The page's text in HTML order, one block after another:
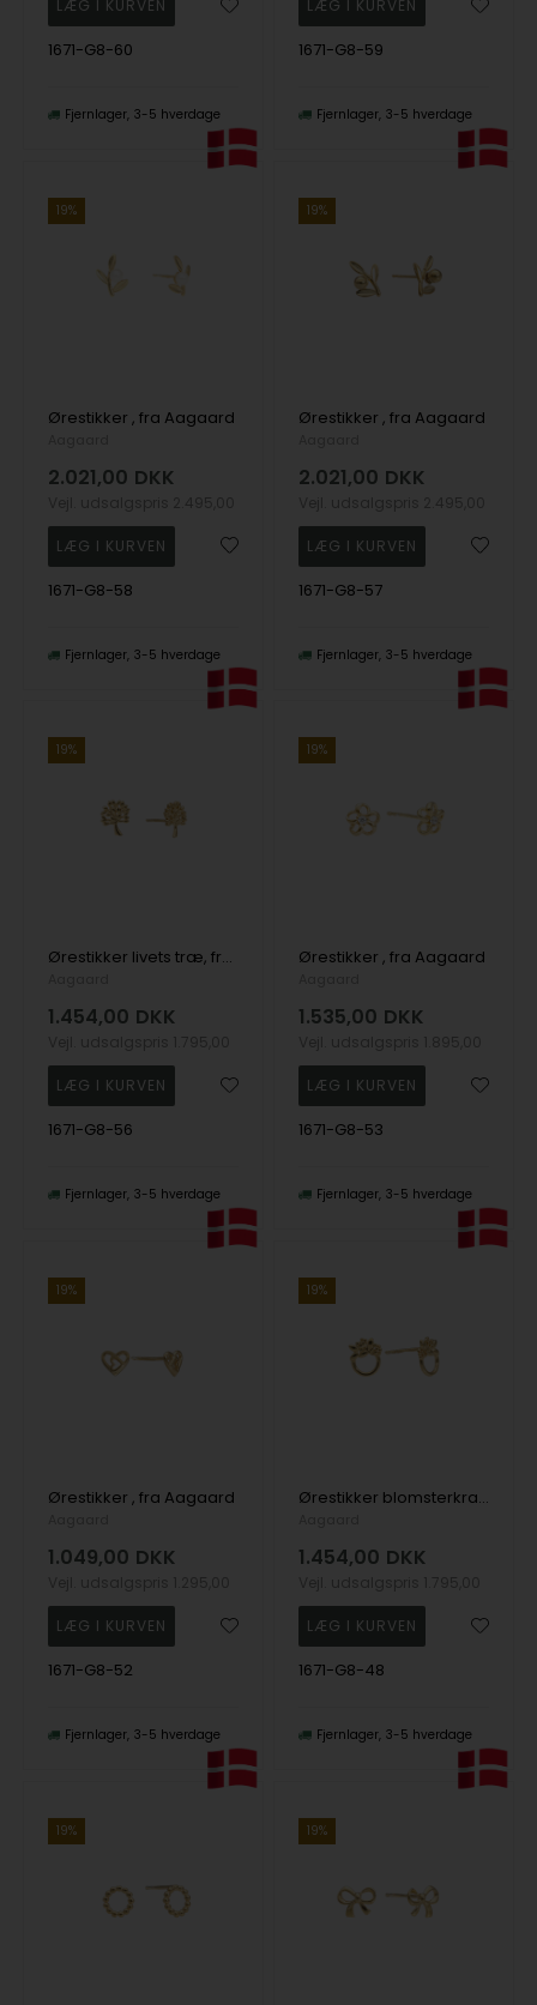
1671-G8-60
Fjernlager 3-5 hverdage
1671-G8-59
Fjernlager 3-5 hverdage
19%
Ørestikker , fra Aagaard
2.021,00 DKK
1671-G8-58
Fjernlager 3-5 hverdage
19%
Ørestikker , fra Aagaard
2.021,00 DKK
1671-G8-57
Fjernlager 3-5 hverdage
19%
Ørestikker livets træ, fra Aagaard
1.454,00 DKK
1671-G8-56
Fjernlager 3-5 hverdage
19%
Ørestikker , fra Aagaard
1.535,00 DKK
1671-G8-53
Fjernlager 3-5 hverdage
19%
Ørestikker , fra Aagaard
1.049,00 DKK
1671-G8-52
Fjernlager 3-5 hverdage
19%
Ørestikker blomsterkrans, fra Aagaard
1.454,00 DKK
1671-G8-48
Fjernlager 3-5 hverdage
19% 19%